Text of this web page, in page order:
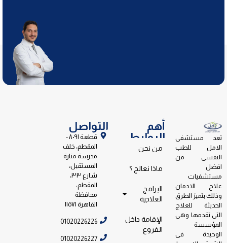
تعد مستشفى
الامل للطب
النفسى من
افضل
مستشفيات
علاج الادمان
وذلك بتميز الطرق
الحديثة للعلاج
التى تقدمها وهى
المؤسسة
الوحيدة فى
أهم
الروابط
من نحن
ماذا نعالج ؟
البرامج
العلاجية
الإقامة داخل
الفروع
التواصل
قطعة ٨٠٩١ -
المقطم، خلف
مدرسة منارة
المستقبل،
شارع ٣٣،
المقطم،
محافظة
القاهرة ١١٥٧١
01020226226
01020226227